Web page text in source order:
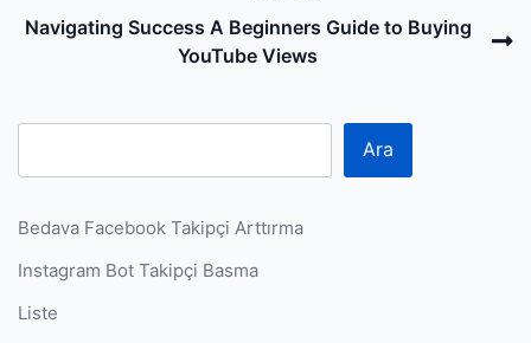
Navigating Success A Beginners Guide to Buying
YouTube Views
Ara
Bedava Facebook Takipçi Arttırma
Instagram Bot Takipçi Basma
Liste